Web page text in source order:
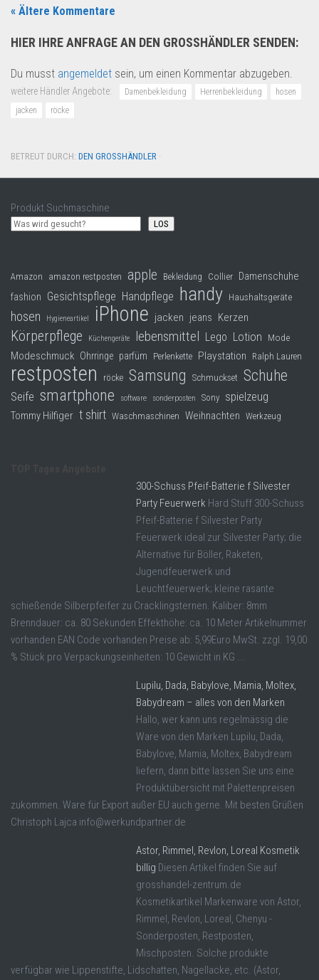
« Ältere Kommentare
HIER IHRE ANFRAGE AN DEN GROSSHÄNDLER SENDEN:
Du musst angemeldet sein, um einen Kommentar abzugeben.
weitere Händler Angebote: Damenbekleidung Herrenbekleidung
hosen
jacken
röcke
BETREUT DURCH: DEN GROSSHÄNDLER ·
Produkt Suchmaschine
LOS
Amazon amazon restposten apple Bekleidung Collier Damenschuhe
fashion Gesichtspflege Handpflege handy Haushaltsgeräte
hosen Hygieneartikel iPhone jacken jeans Kerzen
Körperpflege Küchengeräte lebensmittel Lego Lotion Mode
Modeschmuck Ohrringe parfüm Perlenkette Playstation Ralph Lauren
restposten röcke Samsung Schmuckset Schuhe
Seife smartphone software sonderposten Sony spielzeug
Tommy Hilfiger t shirt Waschmaschinen Weihnachten Werkzeug
300-Schuss Pfeif-Batterie f Silvester
Party Feuerwerk Hard Stuff 300-Schuss
Pfeif-Batterie f Silvester Party
Feuerwerk ideal zur Silvester Party; die
Alternative für Böller, Raketen,
Jugendfeuerwerk und
Leuchtfeuerwerk; kleine rasante
schießende Silberpfeifer zu Cracklingsternen. Kaliber: 8mm
Brenndauer: ca. 80 Sekunden Effekthöhe: ca. 10 Meter Artikelnummer
vorhanden EAN Code vorhanden Preise ab: 5,99Euro MwSt. zzgl. 19,00
% Stück pro Verpackungseinheiten: 10 Gewicht in KG ...
Lupilu, Dada, Babylove, Mamia, Moltex,
Babydream – alles von den Marken
Hallo, wer kann uns regelmässig die
Ware von den Marken Lupilu, Dada,
Babylove, Mamia, Moltex, Babydream
liefern, dann bitte lassen Sie uns eine
Produktübersicht mit Palettenpreisen
zukommen. Ware für Export außer EU auch gerne. Mit besten Grüßen
Christoph Lajca info@werkundpartner.de
Astor, Rimmel, Revlon, Loreal Kosmetik
billig Diesen Artikel finden Sie auf
grosshandel-zentrum.de
Kosmetikartikel Markenware von Astor,
Rimmel, Revlon, Loreal, Chenyu -
Sonderposten, Restposten,
Mischposten. Solche produkte
verfügbar wie Lippenstifte, Lidschatten, Nagellacke, etc. (Astor,